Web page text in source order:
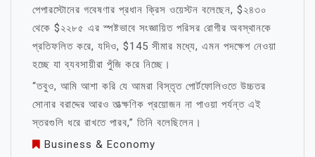
পেপারস্টোনের গবেষণার প্রধান ক্রিস ওয়েস্টন বলেছেন, $২৪৩০
থেকে $২২৮৫ এর স্পষ্টভাবে সংজ্ঞায়িত পরিসর রোগীর অবস্থানকে
প্রতিফলিত করে, যদিও, $145 সীমার মধ্যে, এমন পদক্ষেপ নেওয়া
হচ্ছে যা ব্যবসায়ীরা পুঁজি করে নিচ্ছে।
“তবুও, আমি আশা করি যে আমরা বিস্তৃত পোর্টফোলিওতে উচ্চতর
সোনার বরাদ্দের আরও তাত্ক্ষণিক প্রয়োজন না পাওয়া পর্যন্ত এই
স্তরগুলি ধরে রাখতে পারব,” তিনি বলেছিলেন।
Business & Economy